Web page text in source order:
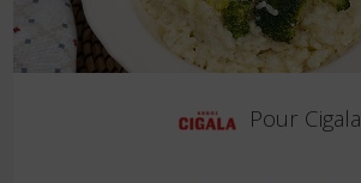
Pour Cigala